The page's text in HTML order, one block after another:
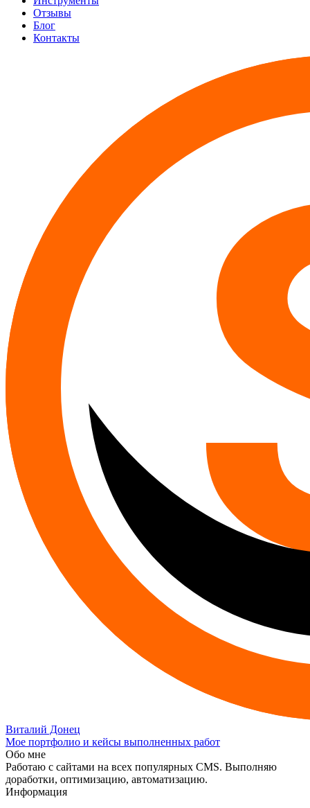
Отзывы
Блог
Контакты
Виталий Донец
Мое портфолио и кейсы выполненных работ
Обо мне
Работаю с сайтами на всех популярных CMS. Выполняю
доработки, оптимизацию, автоматизацию.
Информация